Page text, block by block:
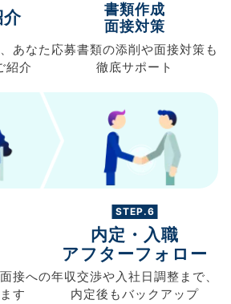
あなた
紹介
書類作成
面接対策
応募書類の添削や面接対策も
徹底サポート
面接への
す
STEP.6
内定・入職
アフターフォロー
年収交渉や入社日調整まで、
内定後もバックアップ